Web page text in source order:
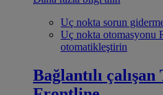
Uç nokta sorun
Uç nokta otomasyonu
otomatikleştirin
Bağlantılı çalışan